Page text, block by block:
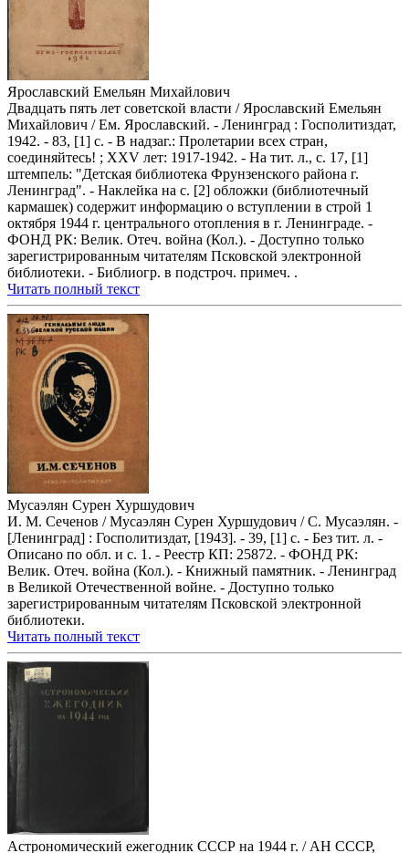
Ярославский Емельян Михайлович
Двадцать пять лет советской власти / Ярославский Емельян
Михайлович / Ем. Ярославский. - Ленинград : Госполитиздат,
1942. - 83, [1] с. - В надзаг.: Пролетарии всех стран,
соединяйтесь! ; XXV лет: 1917-1942. - На тит. л., с. 17, [1]
штемпель: "Детская библиотека Фрунзенского района г.
Ленинград". - Наклейка на с. [2] обложки (библиотечный
кармашек) содержит информацию о вступлении в строй 1
октября 1944 г. центрального отопления в г. Ленинграде. -
ФОНД РК: Велик. Отеч. война (Кол.). - Доступно только
зарегистрированным читателям Псковской электронной
библиотеки. - Библиогр. в подстроч. примеч. .
Читать полный текст
Мусаэлян Сурен Хуршудович
И. М. Сеченов / Мусаэлян Сурен Хуршудович / С. Мусаэлян. -
[Ленинград] : Госполитиздат, [1943]. - 39, [1] с. - Без тит. л. -
Описано по обл. и с. 1. - Реестр КП: 25872. - ФОНД РК:
Велик. Отеч. война (Кол.). - Книжный памятник. - Ленинград
в Великой Отечественной войне. - Доступно только
зарегистрированным читателям Псковской электронной
библиотеки.
Читать полный текст
Астрономический ежегодник СССР на 1944 г. / АН СССР,